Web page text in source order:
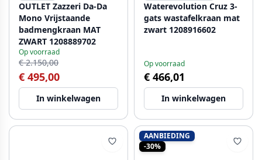
OUTLET Zazzeri Da-Da
Mono Vrijstaande
badmengkraan MAT
ZWART 1208889702
Op voorraad
€ 2.150,00
€ 495,00
In winkelwagen
Waterevolution Cruz 3-
gats wastafelkraan mat
zwart 1208916602
Op voorraad
€ 466,01
In winkelwagen
AANBIEDING
-30%